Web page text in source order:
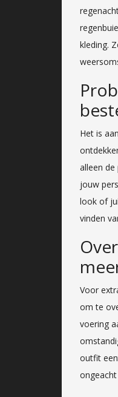
kleding.
Het is
alleen
jouw
look of
vinden
Voor
om te
voering
outfit